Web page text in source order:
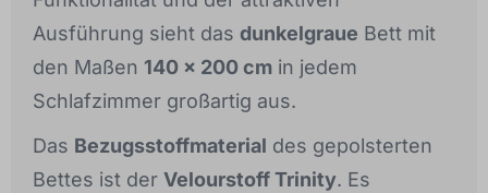
Ausführung sieht das dunkelgraue Bett mit
den Maßen 140 x 200 cm in jedem
Schlafzimmer großartig aus.
Das Bezugsstoffmaterial des gepolsterten
Bettes ist der Velourstoff Trinity. Es